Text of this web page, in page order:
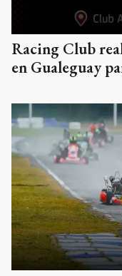
Racing Club
en Gualeguay